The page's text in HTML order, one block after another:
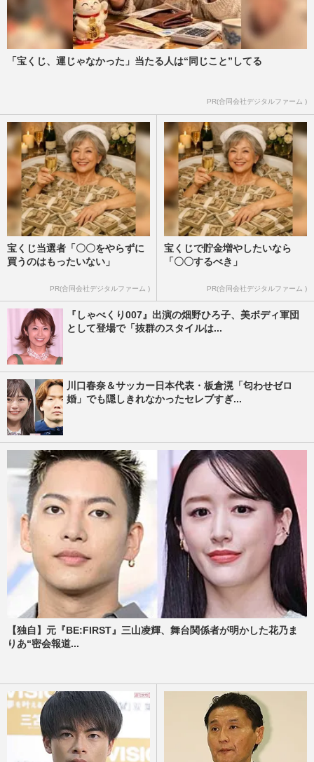
「宝くじ、運じゃなかった」当たる人は“同じこと”してる
PR(合同会社デジタルファーム )
宝くじ当選者「〇〇をやらずに
買うのはもったいない」
PR(合同会社デジタルファーム )
宝くじで貯金増やしたいなら
「〇〇するべき」
PR(合同会社デジタルファーム )
『しゃべくり007』出演の畑野ひろ子、美ボディ軍団
として登場で「抜群のスタイルは...
川口春奈＆サッカー日本代表・板倉滉「匂わせゼロ
婚」でも隠しきれなかったセレブすぎ...
【独自】元『BE:FIRST』三山凌輝、舞台関係者が明かした花乃ま
りあ“密会報道...